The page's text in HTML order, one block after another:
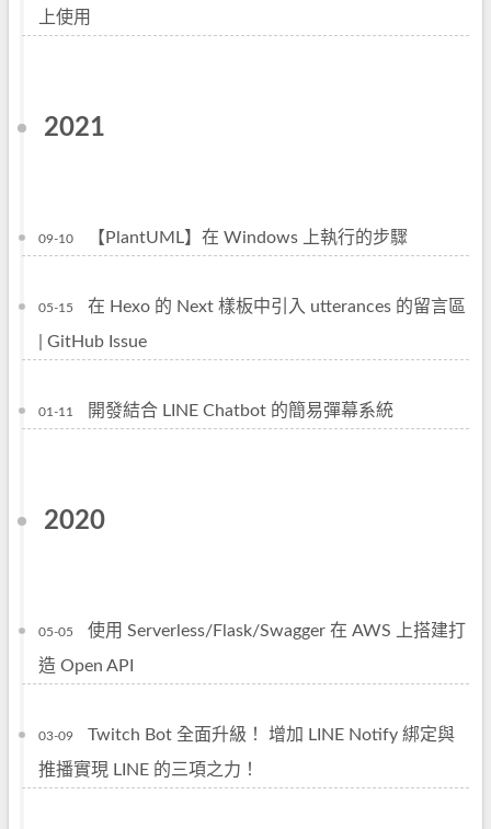
上使用
2021
09-10 【PlantUML】在 Windows 上執行的步驟
05-15
在 Hexo 的 Next 樣板中引入 utterances 的留言區
| GitHub Issue
01-11 開發結合 LINE Chatbot 的簡易彈幕系統
2020
05-05
使用 Serverless/Flask/Swagger 在 AWS 上搭建打
造 Open API
03-09
Twitch Bot 全面升級！ 增加 LINE Notify 綁定與
推播實現 LINE 的三項之力！